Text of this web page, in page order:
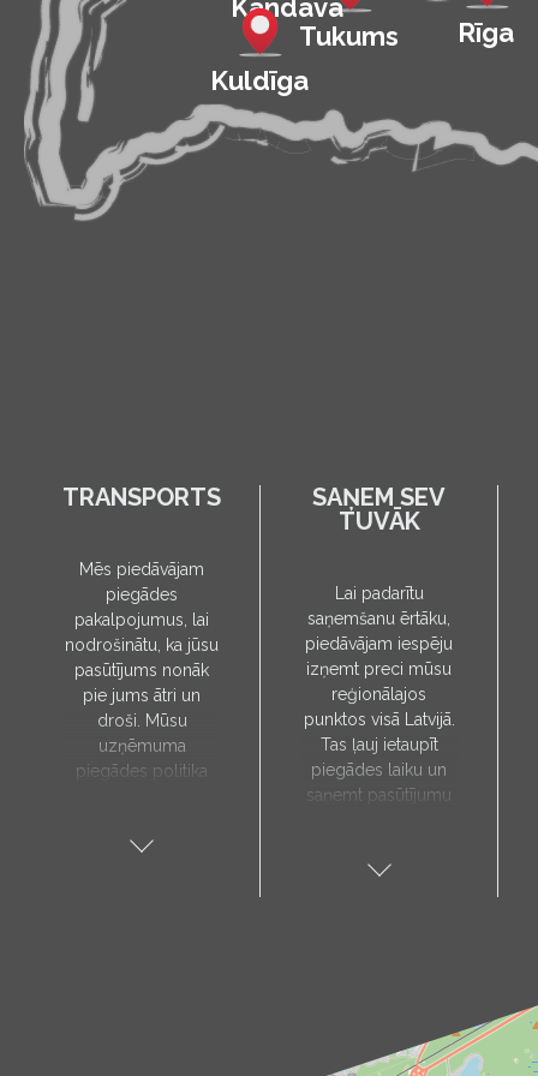
Tukums
Kandava
Rīga
Kuldīga
TRANSPORTS
Mēs piedāvājam
piegādes
pakalpojumus, lai
nodrošinātu, ka jūsu
pasūtījums nonāk
pie jums ātri un
droši. Mūsu
uzņēmuma
piegādes politika
uz jūsu norādīto
SAŅEM SEV
TUVĀK
Lai padarītu
saņemšanu ērtāku,
piedāvājam iespēju
izņemt preci mūsu
reģionālajos
punktos visā Latvijā.
Tas ļauj ietaupīt
piegādes laiku un
saņemt pasūtījumu
saņemšanas punkti:
Saulkrasti, Talsi,